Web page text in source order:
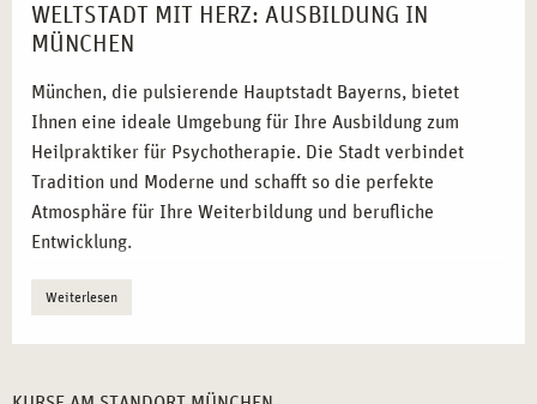
WELTSTADT MIT HERZ: AUSBILDUNG IN
MÜNCHEN
München, die pulsierende Hauptstadt Bayerns, bietet
Ihnen eine ideale Umgebung für Ihre Ausbildung zum
Heilpraktiker für Psychotherapie. Die Stadt verbindet
Tradition und Moderne und schafft so die perfekte
Atmosphäre für Ihre Weiterbildung und berufliche
Entwicklung.
Vielfältige Netzwerke:
Verbindungen zu sozialen Einrichtungen und
Weiterlesen